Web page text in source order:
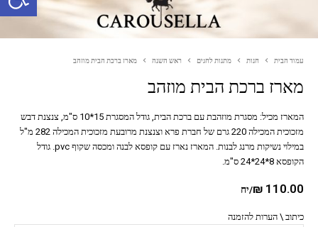
עמוד הבית חנות מתנות לחגים ראש השנה מארז ברכת הבית מוזהב
מארז ברכת הבית מוזהב
₪ 110.00 /יח
כיתוב \ הערות להזמנה
המארז מכיל: מסגרת מוזהבת עם ברכת הבית, גודל המסגרת 15*10 ס"מ, צנצנת דבש
מזכוכית המכילה 220 גרם של חברת פרא וצנצנת מרובעת מזכוכית המכילה 282 מ"ל
במילוי נשיקות מרנג לבנות. המארז נארז עם קופסא לבנה ומכסה שקוף pvc. גודל
הקופסא 8*24*24 ס"מ.